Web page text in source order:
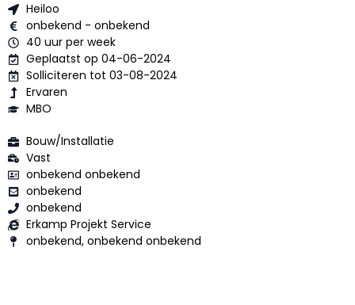
Heiloo
onbekend - onbekend
40 uur per week
Geplaatst op 04-06-2024
Solliciteren tot 03-08-2024
Ervaren
MBO
Bouw/Installatie
Vast
onbekend onbekend
onbekend
onbekend
Erkamp Projekt Service
onbekend, onbekend onbekend